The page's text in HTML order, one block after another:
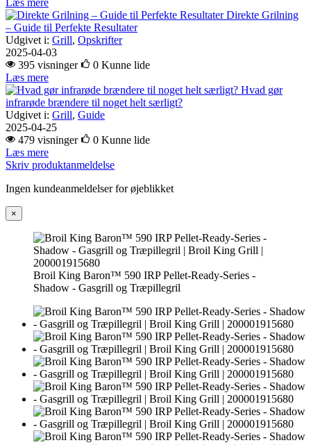
Direkte Grilning
– Guide til Perfekte Resultater
Udgivet i: Grill, Opskrifter
2025-04-03
395 visninger
0 Kunne lide
Læs mere
Hvad gør
infrarøde brændere til noget helt særligt?
Udgivet i: Grill, Guide
2025-04-25
479 visninger
0 Kunne lide
Læs mere
Skriv produktanmeldelse
Ingen kundeanmeldelser for øjeblikket
×
Broil King Baron™ 590 IRP Pellet-Ready-Series -
Shadow - Gasgrill og Træpillegril